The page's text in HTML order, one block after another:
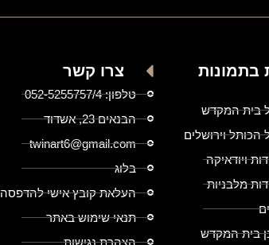
בתמונות
בית המקדש
הכותל וירושלים
ויודאיקה
מלבניות
בית המקדש
צרו קשר
טלפון: 052-5255757/4
הבנאים 23, אשדוד
twinart6@gmail.com
בלוג
העלאת קובץ אישי להדפסה
תנאי שימוש באתר
הצהרת נגישות